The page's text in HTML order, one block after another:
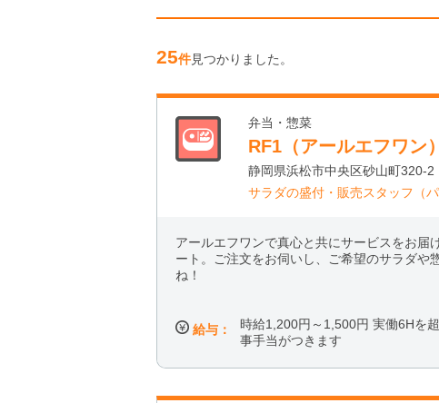
25件見つかりました。
弁当・惣菜
RF1（アールエフワン
静岡県浜松市中央区砂山町320-
サラダの盛付・販売スタッフ（
アールエフワンで真心と共にサービスをお届
ート。ご注文をお伺いし、ご希望のサラダや
ね！
給与：
時給1,200円～1,500円 実働6Hを
事手当がつきます